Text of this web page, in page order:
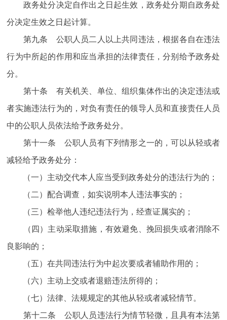
政务处分决定自作出之日起生效，政务处分期自政务处
分决定生效之日起计算。
第九条 公职人员二人以上共同违法，根据各自在违法
行为中所起的作用和应当承担的法律责任，分别给予政务处
分。
第十条 有关机关、单位、组织集体作出的决定违法或
者实施违法行为的，对负有责任的领导人员和直接责任人员
中的公职人员依法给予政务处分。
第十一条 公职人员有下列情形之一的，可以从轻或者
减轻给予政务处分：
（一）主动交代本人应当受到政务处分的违法行为的；
（二）配合调查，如实说明本人违法事实的；
（三）检举他人违纪违法行为，经查证属实的；
（四）主动采取措施，有效避免、挽回损失或者消除不
良影响的；
（五）在共同违法行为中起次要或者辅助作用的；
（六）主动上交或者退赔违法所得的；
（七）法律、法规规定的其他从轻或者减轻情节。
第十二条 公职人员违法行为情节轻微，且具有本法第